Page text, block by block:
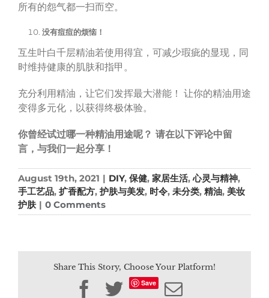
所有的怨气都一扫而空。
没有痘痘的烦恼！
互生叶白千层精油若使用得宜，可减少瑕疵的显现，同
时维持健康的肌肤和指甲。
充分利用精油，让它们发挥最大潜能！ 让你的精油用途
变得多元化，以获得终极体验。
你曾经试过哪一种精油用途呢？ 请在以下评论中留
言，与我们一起分享！
August 19th, 2021 | DIY, 保健, 家居生活,心灵与精神,
手工艺品, 扩香配方, 护肤与美发, 时令, 未分类, 精油, 美妆
护肤 | 0 Comments
Share This Story, Choose Your Platform!
Facebook
Twitter
Save Email